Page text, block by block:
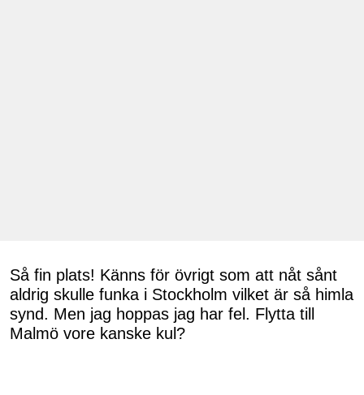
Så fin plats! Känns för övrigt som att nåt sånt
aldrig skulle funka i Stockholm vilket är så himla
synd. Men jag hoppas jag har fel. Flytta till
Malmö vore kanske kul?